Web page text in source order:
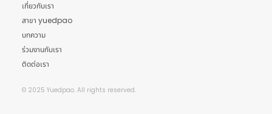
เกี่ยวกับเรา
สาขา yuedpao
บทความ
ร่วมงานกับเรา
ติดต่อเรา
© 2025 Yuedpao. All rights reserved.